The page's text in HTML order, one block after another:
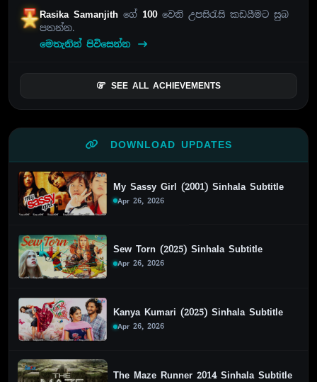
Rasika Samanjithගේ 100වෙනි උපසිරැසි කඩයීමට සුබ
පතන්න.
මෙතැනින් පිවිසෙන්න
SEE ALL ACHIEVEMENTS
DOWNLOAD UPDATES
My Sassy Girl (2001) Sinhala Subtitle
Apr 26, 2026
Sew Torn (2025) Sinhala Subtitle
Apr 26, 2026
Kanya Kumari (2025) Sinhala Subtitle
Apr 26, 2026
The Maze Runner 2014 Sinhala Subtitle